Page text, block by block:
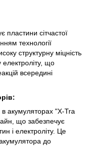
пластини сітчастої
технології
структурну міцність
електроліту, що
всередині
акумуляторах "X-Tra
що забезпечує
і електроліту. Це
акумулятора до